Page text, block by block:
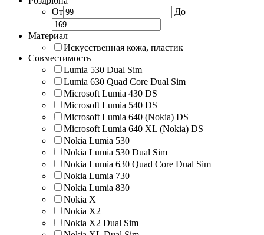
От
До
Материал
Искусственная кожа, пластик
Совместимость
Lumia 530 Dual Sim
Lumia 630 Quad Core Dual Sim
Microsoft Lumia 430 DS
Microsoft Lumia 540 DS
Microsoft Lumia 640 (Nokia) DS
Microsoft Lumia 640 XL (Nokia) DS
Nokia Lumia 530
Nokia Lumia 530 Dual Sim
Nokia Lumia 630 Quad Core Dual Sim
Nokia Lumia 730
Nokia Lumia 830
Nokia X
Nokia X2
Nokia X2 Dual Sim